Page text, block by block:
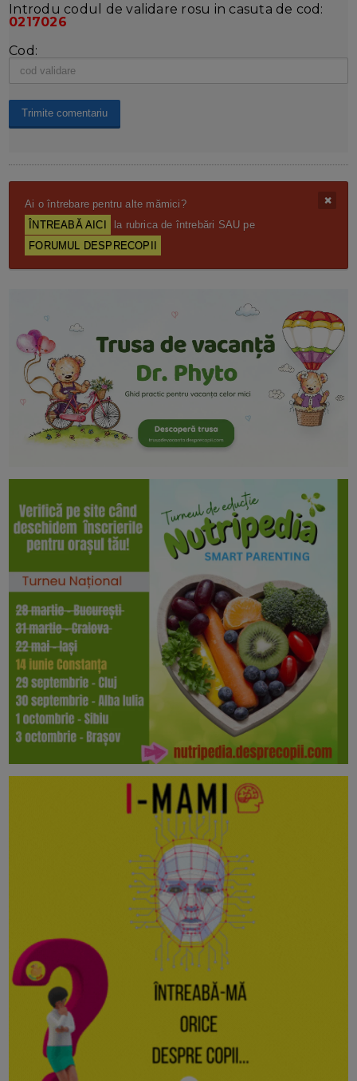
Introdu codul de validare rosu in casuta de cod:
0217026
Cod:
Ai o întrebare pentru alte mămici?
ÎNTREABĂ AICI
la rubrica de întrebări SAU pe
FORUMUL DESPRECOPII